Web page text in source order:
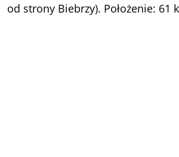
od strony Biebrzy). Położenie: 61